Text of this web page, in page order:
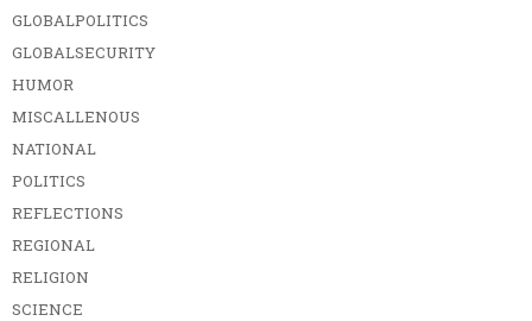
GLOBALPOLITICS
GLOBALSECURITY
HUMOR
MISCALLENOUS
NATIONAL
POLITICS
REFLECTIONS
REGIONAL
RELIGION
SCIENCE